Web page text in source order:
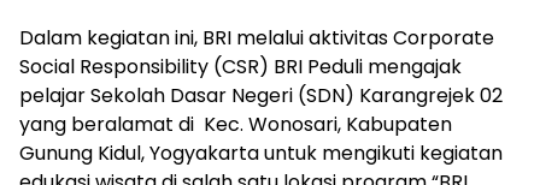
Dalam kegiatan ini, BRI melalui aktivitas Corporate
Social Responsibility (CSR) BRI Peduli mengajak
pelajar Sekolah Dasar Negeri (SDN) Karangrejek 02
yang beralamat di Kec. Wonosari, Kabupaten
Gunung Kidul, Yogyakarta untuk mengikuti kegiatan